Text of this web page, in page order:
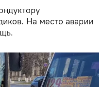
На место аварии